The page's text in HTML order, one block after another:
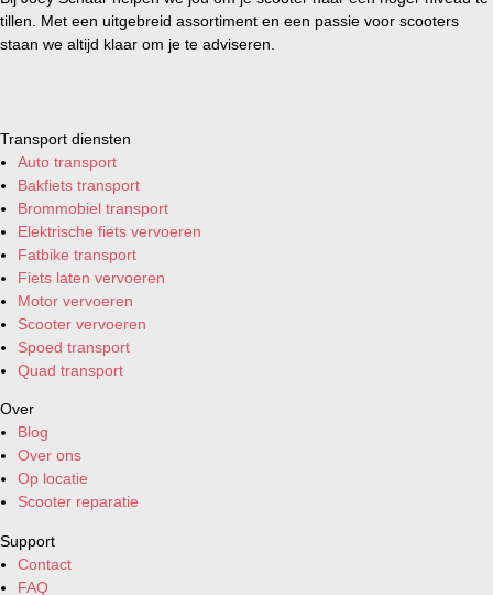
tillen. Met een uitgebreid assortiment en een passie voor scooters
staan we altijd klaar om je te adviseren.
Transport diensten
Auto transport
Bakfiets transport
Brommobiel transport
Elektrische fiets vervoeren
Fatbike transport
Fiets laten vervoeren
Motor vervoeren
Scooter vervoeren
Spoed transport
Quad transport
Over
Blog
Over ons
Op locatie
Scooter reparatie
Support
Contact
FAQ